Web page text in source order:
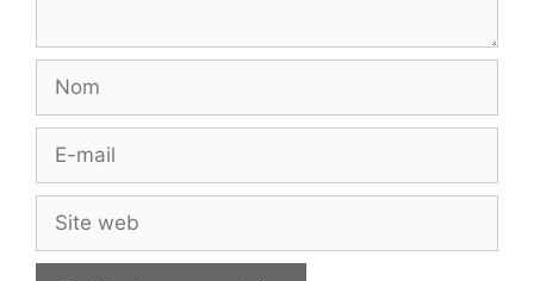
Nom
Site
web